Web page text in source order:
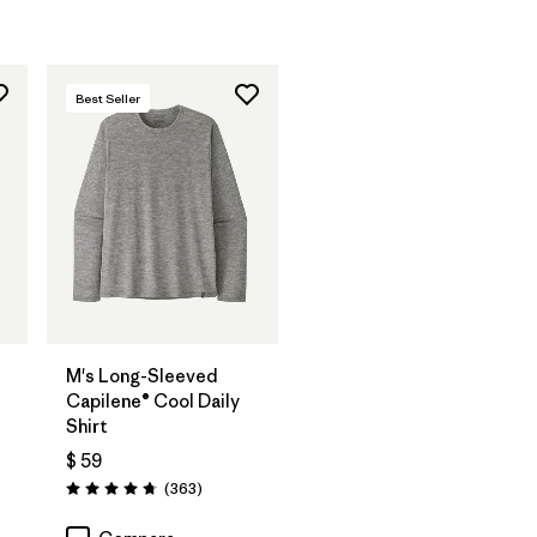
Best Seller
M's Long-Sleeved
Capilene® Cool Daily
Shirt
$ 59
Valoración: 4.7 / 5
(363Comentarios
)